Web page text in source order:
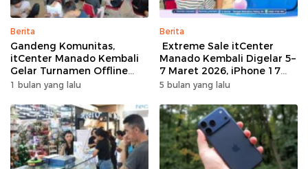
Berita
Gandeng Komunitas,
itCenter Manado Kembali
Gelar Turnamen Offline
Free Fire, 60 Tim Siap
1 bulan yang lalu
Berita
Extreme Sale itCenter
Manado Kembali Digelar 5–
7 Maret 2026, iPhone 17
Pro Max Diskon hingga
5 bulan yang lalu